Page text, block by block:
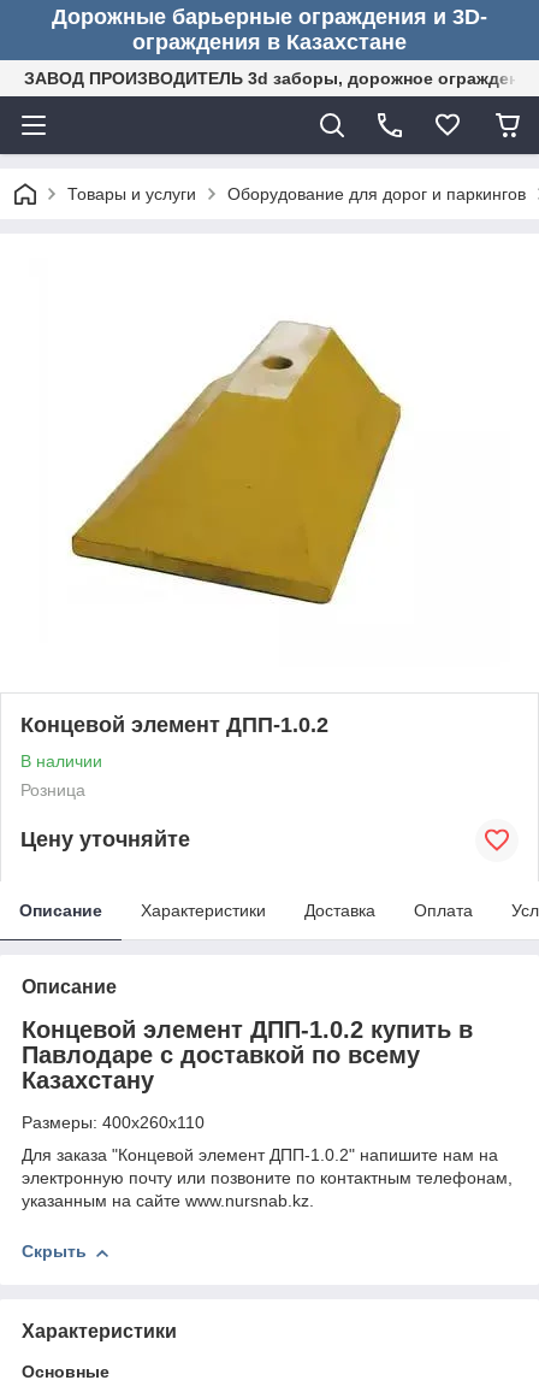
Дорожные барьерные ограждения и 3D-
ограждения в Казахстане
ЗАВОД ПРОИЗВОДИТЕЛЬ 3d заборы, дорожное ограждение
Товары и услуги Оборудование для дорог и паркингов
Концевой элемент ДПП-1.0.2
В наличии
Розница
Цену уточняйте
Описание Характеристики Доставка Оплата
Описание
Концевой элемент ДПП-1.0.2 купить в
Павлодаре с доставкой по всему
Казахстану
Размеры: 400х260х110
Для заказа "Концевой элемент ДПП-1.0.2" напишите нам на
электронную почту или позвоните по контактным телефонам,
указанным на сайте www.nursnab.kz.
Скрыть
Характеристики
Основные